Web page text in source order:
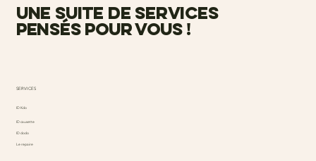
une suite de services
pensés pour vous !
SERVICES
ID Kdo
ID causette
ID dodo
Le repaire